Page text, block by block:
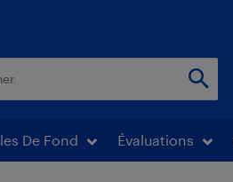
De Fond Évaluations